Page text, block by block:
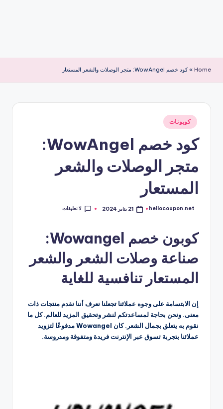
Home
»كود خصم WowAngel: متجر الوصلات والشعر المستعار
نُشر
في
كوبونات
كود خصم WowAngel:
متجر الوصلات والشعر
المستعار
تمّ
hellocoupon.net 21 يناير 2024 لا تعليقات
كوبون خصم Wowangel:
صناعة وصلات الشعر والشعر
المستعار تنافسية للغاية
إن الابتسامة على وجوه عملائنا تجعلنا نعرف أننا نقدم منتجات ذات
معنى. ونحن بحاجة لمساعدتكم لنشر وتحقيق المزيد للعالم. كل ما
نقوم به يتعلق بجمال الشعر. كان Wowangel مدفوعًا لتزويد
عملائنا بتجربة تسوق عبر الإنترنت فريدة ومتفوقة ومدروسة.